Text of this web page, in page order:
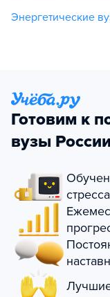
Энергетические
Готовим к
вузы России
стресса